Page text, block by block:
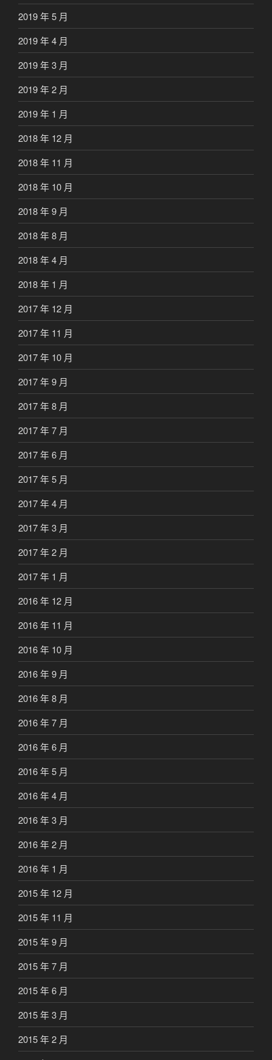
2019 年 5 月
2019 年 4 月
2019 年 3 月
2019 年 2 月
2019 年 1 月
2018 年 12 月
2018 年 11 月
2018 年 10 月
2018 年 9 月
2018 年 8 月
2018 年 4 月
2018 年 1 月
2017 年 12 月
2017 年 11 月
2017 年 10 月
2017 年 9 月
2017 年 8 月
2017 年 7 月
2017 年 6 月
2017 年 5 月
2017 年 4 月
2017 年 3 月
2017 年 2 月
2017 年 1 月
2016 年 12 月
2016 年 11 月
2016 年 10 月
2016 年 9 月
2016 年 8 月
2016 年 7 月
2016 年 6 月
2016 年 5 月
2016 年 4 月
2016 年 3 月
2016 年 2 月
2016 年 1 月
2015 年 12 月
2015 年 11 月
2015 年 9 月
2015 年 7 月
2015 年 6 月
2015 年 3 月
2015 年 2 月